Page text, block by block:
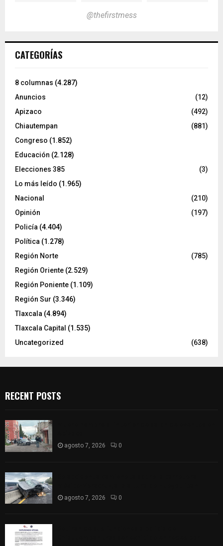
@thefirstmess
CATEGORÍAS
8 columnas (4.287)
Anuncios
(12)
Apizaco
(492)
Chiautempan
(881)
Congreso (1.852)
Educación (2.128)
Elecciones 385
(3)
Lo más leído (1.965)
Nacional
(210)
Opinión
(197)
Policía (4.404)
Política (1.278)
Región Norte
(785)
Región Oriente (2.529)
Región Poniente (1.109)
Región Sur (3.346)
Tlaxcala (4.894)
Tlaxcala Capital (1.535)
Uncategorized
(638)
RECENT POSTS
agosto 7, 2026 0
agosto 7, 2026 0